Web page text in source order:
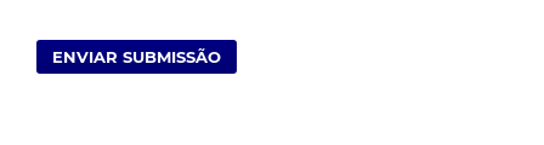
ENVIAR SUBMISSÃO